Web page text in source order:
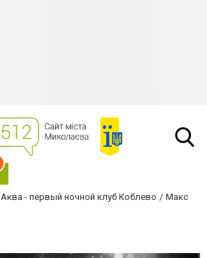
Аква - первый ночной клуб Коблево
Макс